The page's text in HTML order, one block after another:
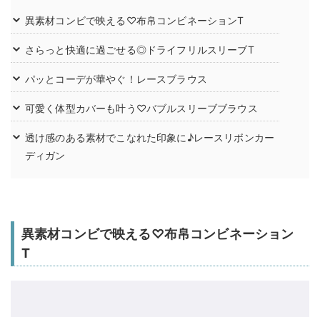
異素材コンビで映える♡布帛コンビネーションT
さらっと快適に過ごせる◎ドライフリルスリーブT
パッとコーデが華やぐ！レースブラウス
可愛く体型カバーも叶う♡バブルスリーブブラウス
透け感のある素材でこなれた印象に♪レースリボンカー
ディガン
異素材コンビで映える♡布帛コンビネーション
T